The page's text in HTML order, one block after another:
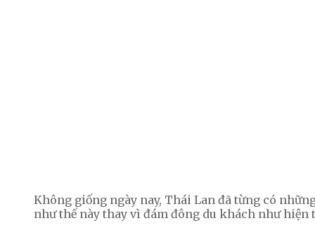
Không giống ngày nay, Thái Lan đã từng có
như thế này thay vì đám đông du khách như hiện